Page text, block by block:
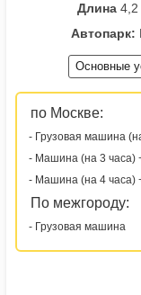
Длина4,2
Автопарк:
Основные
по Москве:
- Грузовая машина
- Машина (на 3 часа)
- Машина (на 4 часа)
По межгороду:
- Грузовая машина